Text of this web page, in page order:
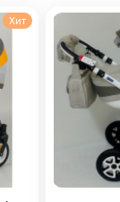
Хит